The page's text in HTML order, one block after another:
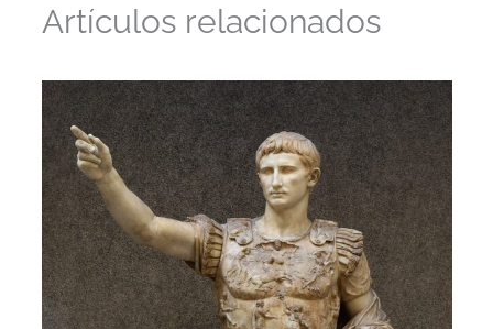
Artículos relacionados